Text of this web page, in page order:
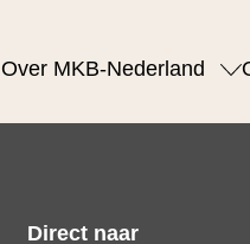
Over MKB-Nederland
Direct naar